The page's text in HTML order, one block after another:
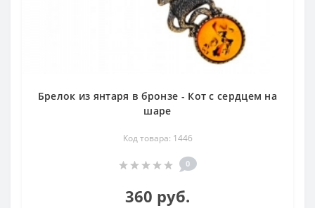
Брелок из янтаря в бронзе - Кот с сердцем на
шаре
Код товара: 1446
0
360 руб.